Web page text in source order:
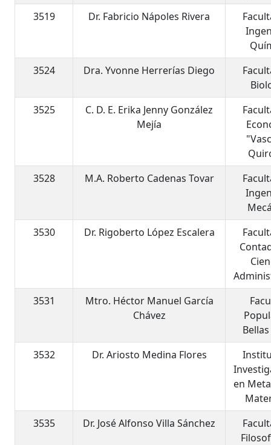
3519
Dr. Fabricio Nápoles Rivera
3524
Dra. Yvonne Herrerías Diego
3525
C. D. E. Erika Jenny González
Mejía
3528
M.A. Roberto Cadenas Tovar
3530
Dr. Rigoberto López Escalera
3531
Mtro. Héctor Manuel García
Chávez
3532
Dr. Ariosto Medina Flores
en
3535
Dr. José Alfonso Villa Sánchez